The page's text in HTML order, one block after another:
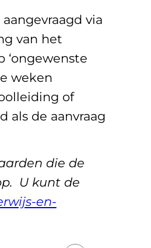
via
van het
‘ongewenste
weken
of
als de aanvraag
die de
U kunt de
en-